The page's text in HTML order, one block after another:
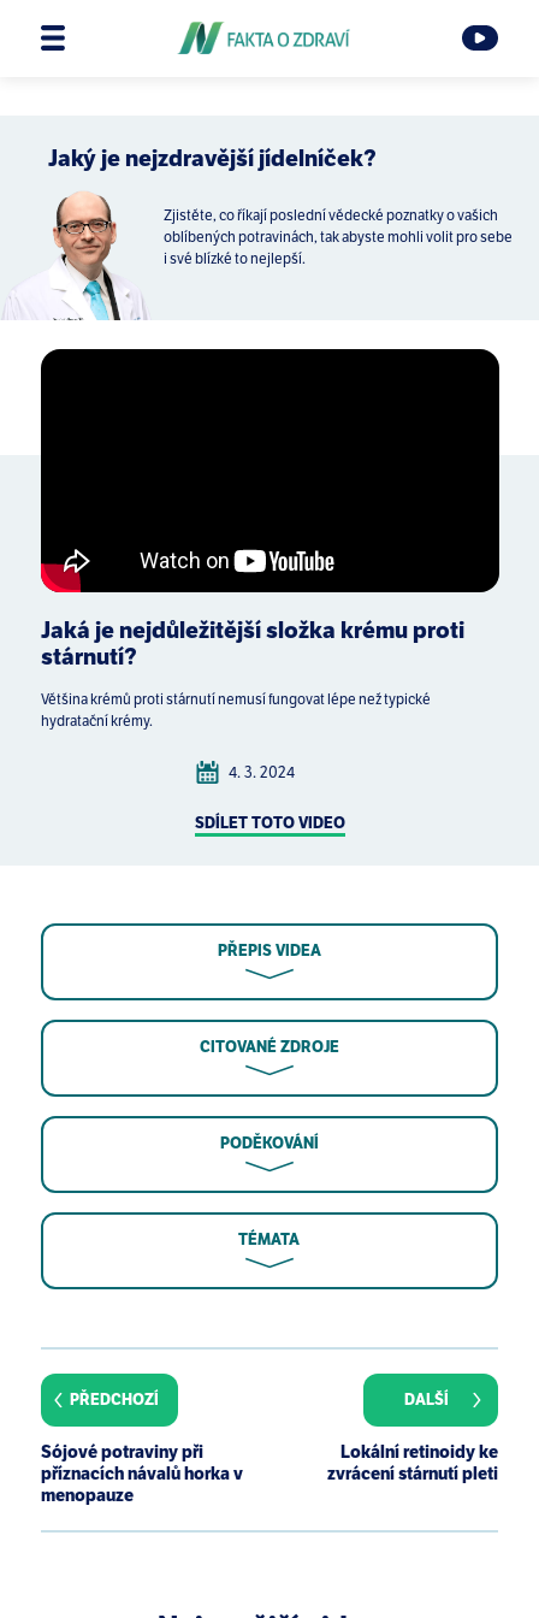
Jaký je nejzdravější jídelníček?
Zjistěte, co říkají poslední vědecké poznatky o vašich
oblíbených potravinách, tak abyste mohli volit pro sebe
i své blízké to nejlepší.
Jaká je nejdůležitější složka krému proti
stárnutí?
Většina krémů proti stárnutí nemusí fungovat lépe než typické
hydratační krémy.
4. 3. 2024
SDÍLET TOTO VIDEO
PŘEPIS VIDEA
CITOVANÉ ZDROJE
PODĚKOVÁNÍ
TÉMATA
comprehensive review. Aesthet Surg J.
2007;27(4):402-412.
Neill US. Skin care in the aging female: myths and
truths. J Clin Invest. 2012;122(2):473-477.
Elsner P, Fluhr JW, Gehring W, et al. Anti-aging data
and support claims--consensus statement. J Dtsch
and lifestyle factors associated with perceived
PŘEDCHOZÍ
Sójové potraviny při
příznacích návalů horka v
menopauze
Lokální retinoidy ke
zvrácení stárnutí pleti
DALŠÍ